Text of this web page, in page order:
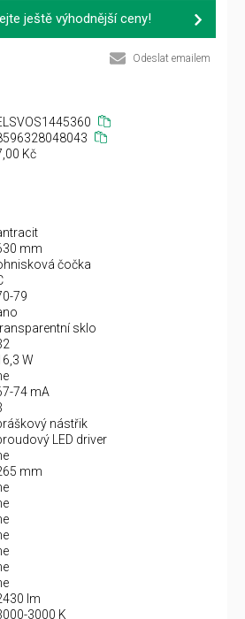
ještě výhodnější ceny!
Odeslat emailem
Kč
mm
čočka
79
sklo
W
74 mA
nástřik
LED driver
mm
lm
3000 K